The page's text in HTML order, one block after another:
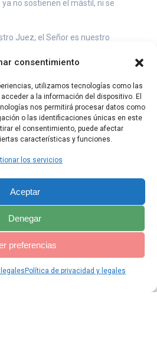
consentimiento
utilizamos tecnologías como las
a la información del dispositivo. El
nos permitirá procesar datos como
o las identificaciones únicas en este
el consentimiento, puede afectar
características y funciones.
los servicios
Aceptar
Denegar
preferencias
Política de privacidad y legales
ya no sostienen el mástil, ni se
Juez, el Señor es nuestro
siento mal», y al pueblo que habita
Capítulo Siguiente